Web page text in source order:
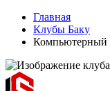
Главная
Клубы Баку
Компьютерный